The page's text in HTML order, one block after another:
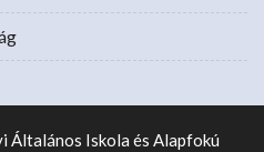
Iskola és Alapfokú